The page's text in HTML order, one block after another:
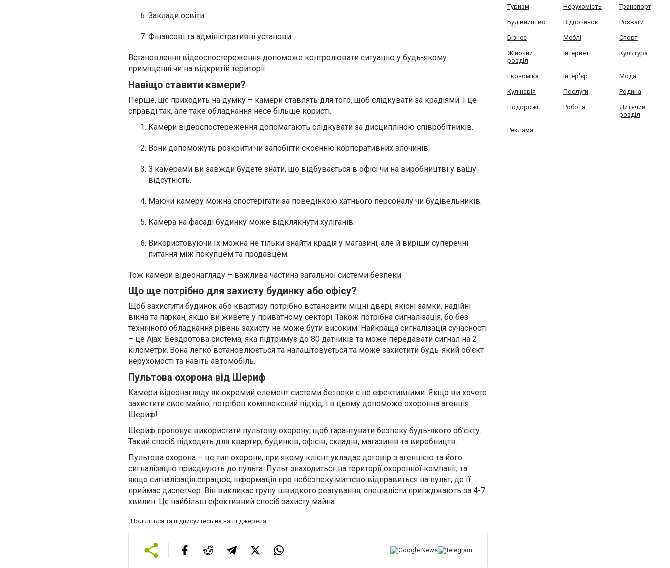
Заклади освіти.
Фінансові та адміністративні установи.
Встановлення відеоспостереження допоможе контролювати ситуацію у будь-якому
приміщенні чи на відкритій території.
Навіщо ставити камери?
Перше, що приходить на думку – камери ставлять для того, щоб слідкувати за крадіями. І це
справді так, але таке обладнання несе більше користі.
Камери відеоспостереження допомагають слідкувати за дисципліною співробітників.
Вони допоможуть розкрити чи запобігти скоєнню корпоративних злочинів.
З камерами ви завжди будете знати, що відбувається в офісі чи на виробництві у вашу
відсутність.
Маючи камеру можна спостерігати за поведінкою хатнього персоналу чи будівельників.
Камера на фасаді будинку може відклякнути хуліганів.
Використовуючи їх можна не тільки знайти крадія у магазині, але й виріши суперечні
питання між покупцем та продавцем.
Тож камери відеонагляду – важлива частина загальної системи безпеки.
Що ще потрібно для захисту будинку або офісу?
Щоб захистити будинок або квартиру потрібно встановити міцні двері, якісні замки, надійні
вікна та паркан, якщо ви живете у приватному секторі. Також потрібна сигналізація, бо без
технічного обладнання рівень захисту не може бути високим. Найкраща сигналізація сучасності
– це Ajax. Бездротова система, яка підтримує до 80 датчиків та може передавати сигнал на 2
кілометри. Вона легко встановлюється та налаштовується та може захистити будь-який об’єкт
нерухомості та навіть автомобіль.
Пультова охорона від Шериф
Камери відеонагляду як окремий елемент системи безпеки є не ефективними. Якщо ви хочете
захистити своє майно, потрібен комплексний підхід, і в цьому допоможе охоронна агенція
Шериф!
Шериф пропонує використати пультову охорону, щоб гарантувати безпеку будь-якого об’єкту.
Такий спосіб підходить для квартир, будинків, офісів, складів, магазинів та виробництв.
Пультова охорона – це тип охорони, при якому клієнт укладає договір з агенцією та його
сигналізацію приєднують до пульта. Пульт знаходиться на території охоронної компанії, та
якщо сигналізація спрацює, інформація про небезпеку миттєво відправиться на пульт, де її
приймає диспетчер. Він викликає групу швидкого реагування, спеціалісти приїжджають за 4-7
хвилин. Це найбільш ефективний спосіб захисту майна.
Поділіться та підписуйтесь на наші джерела
Туризм Нерухомість Транспорт
Будівництво Відпочинок Розваги
Бізнес Меблі Спорт
Жіночий
розділ
Інтернет Культура
Економіка Інтер'єр Мода
Кулінарія Послуги Родина
Подорожі Робота
Дитячий
розділ
Реклама